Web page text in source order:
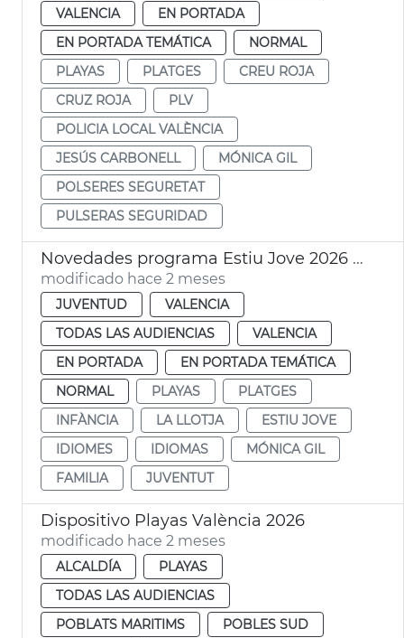
VALENCIA
EN PORTADA
EN PORTADA TEMÁTICA
NORMAL
PLAYAS
PLATGES
CREU ROJA
CRUZ ROJA
PLV
POLICIA LOCAL VALÈNCIA
JESÚS CARBONELL
MÓNICA GIL
POLSERES SEGURETAT
PULSERAS SEGURIDAD
Novedades programa Estiu Jove 2026 València
modificado hace 2 meses
JUVENTUD
VALENCIA
TODAS LAS AUDIENCIAS
VALENCIA
EN PORTADA
EN PORTADA TEMÁTICA
NORMAL
PLAYAS
PLATGES
INFÀNCIA
LA LLOTJA
ESTIU JOVE
IDIOMES
IDIOMAS
MÓNICA GIL
FAMILIA
JUVENTUT
Dispositivo Playas València 2026
modificado hace 2 meses
ALCALDÍA
PLAYAS
TODAS LAS AUDIENCIAS
POBLATS MARITIMS
POBLES SUD